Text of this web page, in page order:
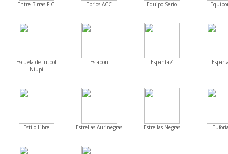
Entre Birras F.C. Eprios ACC Equipo Serio
Escuela de futbol
Niupi
Eslabon EspantaZ
Estilo Libre Estrellas Aurinegras Estrellas Negras